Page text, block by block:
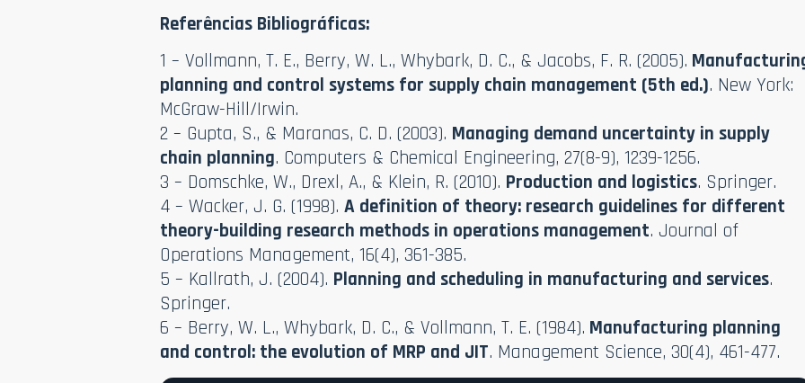
Referências Bibliográficas:
1 – Vollmann, T. E., Berry, W. L., Whybark, D. C., & Jacobs, F. R. (2005).
planning and control systems for supply chain management (5th ed.). New York:
McGraw-Hill/Irwin.
2 – Gupta, S., & Maranas, C. D. (2003). Managing demand uncertainty in supply
chain planning. Computers & Chemical Engineering, 27(8-9), 1239-1256.
3 – Domschke, W., Drexl, A., & Klein, R. (2010). Production and logistics. Springer.
4 – Wacker, J. G. (1998).A definition of theory: research guidelines for different
theory-building research methods in operations management. Journal of
Operations Management, 16(4), 361-385.
5 – Kallrath, J. (2004). Planning and scheduling in manufacturing and services.
Springer.
6 – Berry, W. L., Whybark, D. C., & Vollmann, T. E. (1984). Manufacturing planning
and control: the evolution of MRP and JIT. Management Science, 30(4), 461-477.